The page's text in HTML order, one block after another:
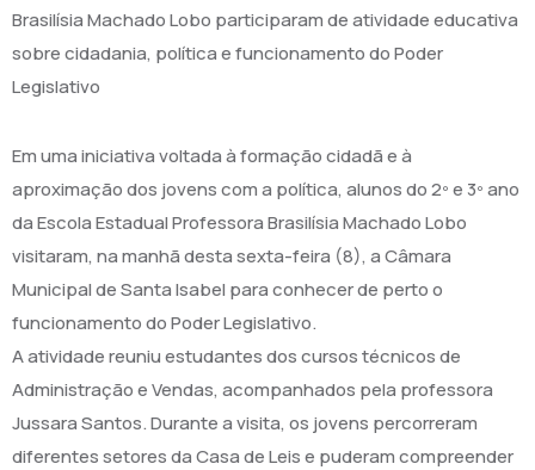
Brasilísia Machado Lobo participaram de atividade educativa
sobre cidadania, política e funcionamento do Poder
Legislativo
Em uma iniciativa voltada à formação cidadã e à
aproximação dos jovens com a política, alunos do 2º e 3º ano
da Escola Estadual Professora Brasilísia Machado Lobo
visitaram, na manhã desta sexta-feira (8), a Câmara
Municipal de Santa Isabel para conhecer de perto o
funcionamento do Poder Legislativo.
A atividade reuniu estudantes dos cursos técnicos de
Administração e Vendas, acompanhados pela professora
Jussara Santos. Durante a visita, os jovens percorreram
diferentes setores da Casa de Leis e puderam compreender